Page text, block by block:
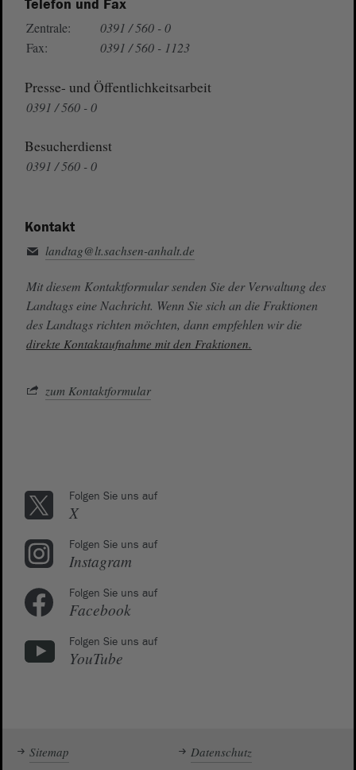
Telefon und Fax
Zentrale:
0391 / 560 - 0
Fax:
0391 / 560 - 1123
Presse- und Öffentlichkeitsarbeit
0391 / 560 - 0
Besucherdienst
0391 / 560 - 0
Kontakt
landtag@lt.sachsen-anhalt.de
Mit diesem Kontaktformular senden Sie der Verwaltung des
Landtags eine Nachricht. Wenn Sie sich an die Fraktionen
des Landtags richten möchten, dann empfehlen wir die
direkte Kontaktaufnahme mit den Fraktionen.
zum Kontaktformular
Folgen Sie uns auf
X
Folgen Sie uns auf
Instagram
Folgen Sie uns auf
Facebook
Folgen Sie uns auf
YouTube
Sitemap Datenschutz